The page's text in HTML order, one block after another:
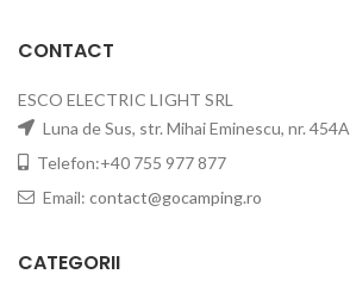
CONTACT
ESCO ELECTRIC LIGHT SRL
Luna de Sus, str. Mihai Eminescu, nr. 454A
Telefon:+40 755 977 877
Email: contact@gocamping.ro
CATEGORII